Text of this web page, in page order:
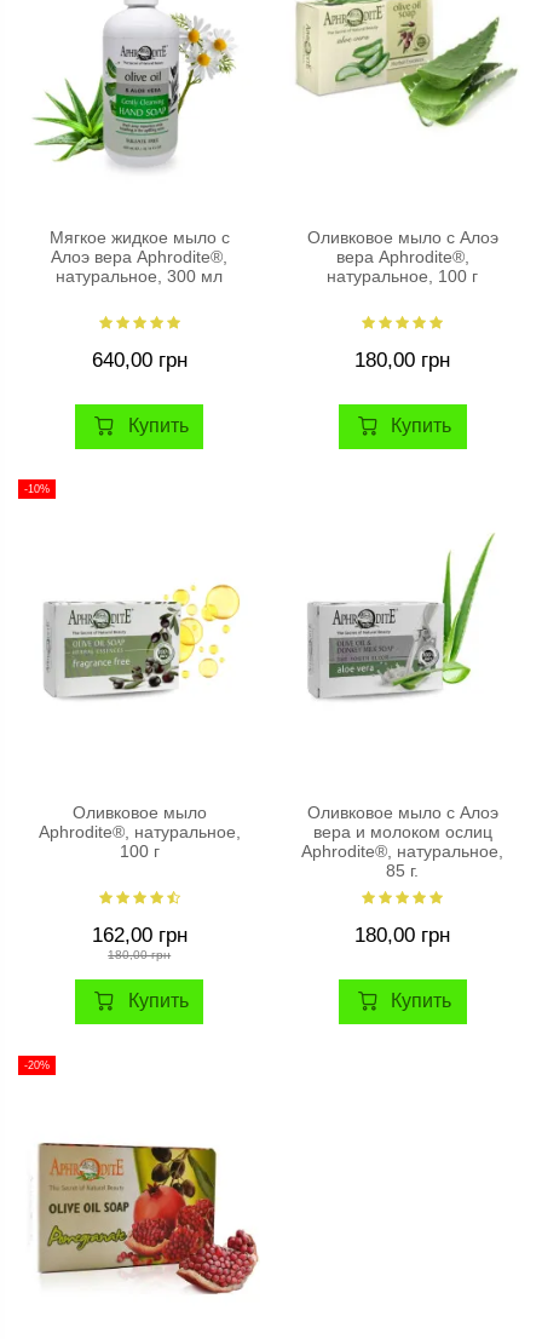
Мягкое жидкое мыло с
Алоэ вера Aphrodite®,
натуральное, 300 мл
640,00 грн
Купить
Оливковое мыло с Алоэ
вера Aphrodite®,
натуральное, 100 г
180,00 грн
Купить
-10%
Оливковое мыло
Aphrodite®, натуральное,
100 г
162,00 грн
180,00 грн
Купить
Оливковое мыло с Алоэ
вера и молоком ослиц
Aphrodite®, натуральное,
85 г.
180,00 грн
Купить
-20%